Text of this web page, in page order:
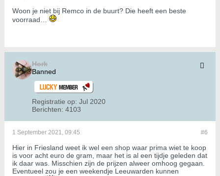
Woon je niet bij Remco in de buurt? Die heeft een beste
voorraad…
Hork
Banned
Registratie op: Jul 2020
Berichten: 4103
#6
1 September 2021, 09:45
Hier in Friesland weet ik wel een shop waar prima wiet te koop
is voor acht euro de gram, maar het is al een tijdje geleden dat
ik daar was. Misschien zijn de prijzen alweer omhoog gegaan.
Eventueel zou je een weekendje Leeuwarden kunnen